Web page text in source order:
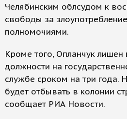
Челябинским облсудом к
свободы за
полномочиями.
Кроме того, Опланчук лишен
должности на
службе сроком на три года.
будет отбывать в колонии
сообщает РИА Новости.